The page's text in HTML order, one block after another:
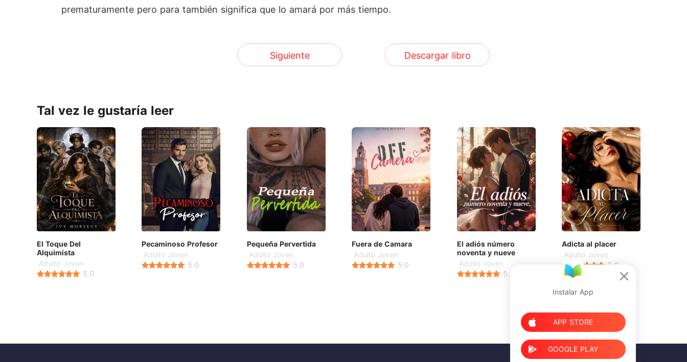
prematuramente pero para también significa que lo amará por más tiempo.
Siguiente Descargar libro
Tal vez le gustaría leer
El Toque Del
Alquimista
Adulto Joven
5.0
Pecaminoso Profesor
Adulto Joven
5.0
Pequeña Pervertida
Adulto Joven
5.0
Fuera de Camara
Adulto Joven
5.0
El adiós número
noventa y nueve
Adulto Joven
5.0
Adicta al placer
Adulto Joven
5.0
Instalar App
APP STORE
GOOGLE PLAY